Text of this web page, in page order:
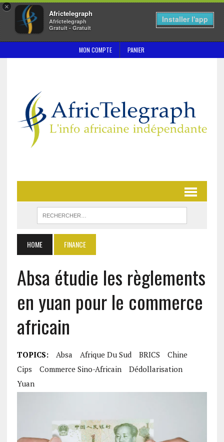
×
Africtelegraph
Africtelegraph
Gratuit - Gratuit
Installer l'app
MON COMPTE PANIER
HOME FINANCE
Absa étudie les règlements
en yuan pour le commerce
africain
TOPICS: Absa Afrique Du Sud BRICS
Chine
Cips
Commerce Sino-Africain
Dédollarisation
Yuan